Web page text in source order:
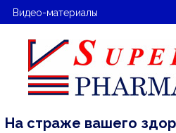
Видео-материалы
На страже вашего